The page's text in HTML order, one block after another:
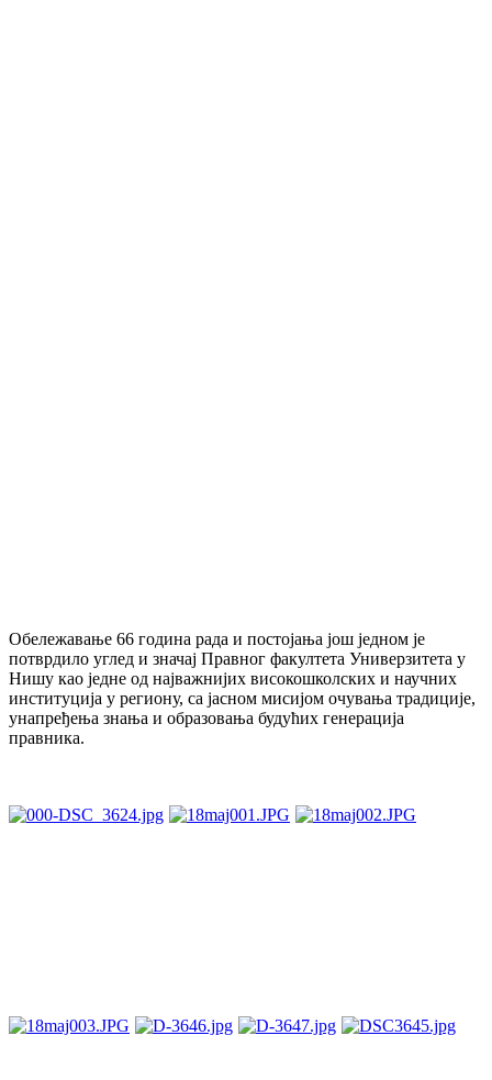
Обележавање 66 година рада и постојања још једном је
потврдило углед и значај Правног факултета Универзитета у
Нишу као једне од најважнијих високошколских и научних
институција у региону, са јасном мисијом очувања традиције,
унапређења знања и образовања будућих генерација
правника.